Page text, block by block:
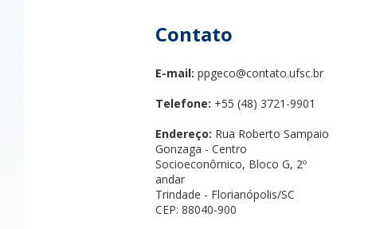
Contato
E-mail: ppgeco@contato.ufsc.br
Telefone: +55 (48) 3721-9901
Endereço: Rua Roberto Sampaio
Gonzaga - Centro
Socioeconômico, Bloco G, 2º
andar
Trindade - Florianópolis/SC
CEP: 88040-900